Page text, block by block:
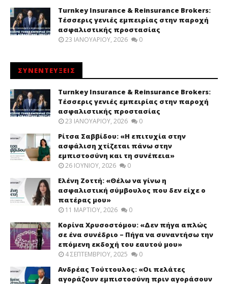
Turnkey Insurance & Reinsurance Brokers:
Τέσσερις γενιές εμπειρίας στην παροχή
ασφαλιστικής προστασίας
23 ΙΑΝΟΥΑΡΊΟΥ, 2026 0
ΣΥΝΕΝΤΕΥΞΕΙΣ
Turnkey Insurance & Reinsurance Brokers:
Τέσσερις γενιές εμπειρίας στην παροχή
ασφαλιστικής προστασίας
23 ΙΑΝΟΥΑΡΊΟΥ, 2026 0
Ρίτσα Σαββίδου: «Η επιτυχία στην
ασφάλιση χτίζεται πάνω στην
εμπιστοσύνη και τη συνέπεια»
26 ΙΟΥΝΊΟΥ, 2026 0
Ελένη Ζοττή: «Θέλω να γίνω η
ασφαλιστική σύμβουλος που δεν είχε ο
πατέρας μου»
11 ΜΑΡΤΊΟΥ, 2026 0
Κορίνα Χρυσοστόμου: «Δεν πήγα απλώς
σε ένα συνέδριο – Πήγα να συναντήσω την
επόμενη εκδοχή του εαυτού μου»
4 ΣΕΠΤΕΜΒΡΊΟΥ, 2025 0
Ανδρέας Τούττουλος: «Οι πελάτες
αγοράζουν εμπιστοσύνη πριν αγοράσουν